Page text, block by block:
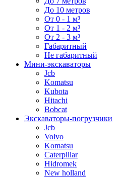
До 10 метров
От 0 - 1 м³
От 1 - 2 м³
От 2 - 3 м³
Габаритный
Не габаритный
Мини-экскаваторы
Jcb
Komatsu
Kubota
Hitachi
Bobcat
Экскаваторы-погрузчики
Jcb
Volvo
Komatsu
Caterpillar
Hidromek
New holland